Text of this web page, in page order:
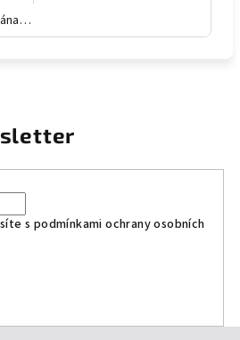
s podmínkami ochrany osobních